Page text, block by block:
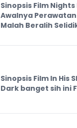
Sinopsis Film
Awalnya
Malah Beralih
Sinopsis Film In His
Dark banget sih ini